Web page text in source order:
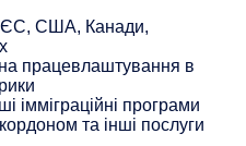
ЄС, США, Канади,
на працевлаштування в
імміграційні програми
та інші послуги